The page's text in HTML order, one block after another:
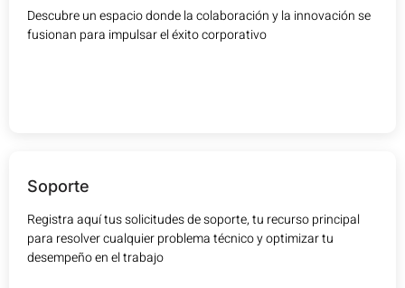
Descubre un espacio donde la colaboración y la innovación se
fusionan para impulsar el éxito corporativo
Soporte
Registra aquí tus solicitudes de soporte, tu recurso principal
para resolver cualquier problema técnico y optimizar tu
desempeño en el trabajo